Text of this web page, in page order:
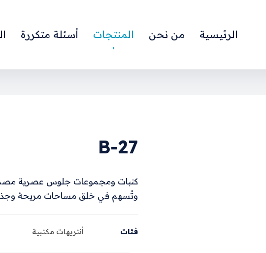
الرئيسية من نحن المنتجات أسئلة متكررة
B-27
كنبات ومجموعات جلوس عصرية مصممة
وتُسهم في خلق مساحات مريحة
فئات أنتريهات مكتبية